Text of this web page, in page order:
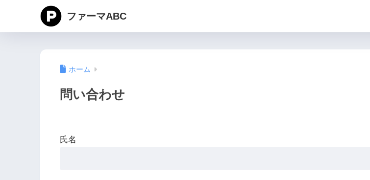
ファーマABC
ホーム
問い合わせ
氏名